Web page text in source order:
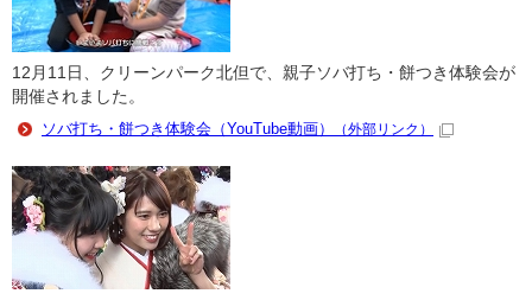
12月11日、クリーンパーク北但で、親子ソバ打ち・餅つき体験会が
開催されました。
ソバ打ち・餅つき体験会（YouTube動画）
（外部リンク）